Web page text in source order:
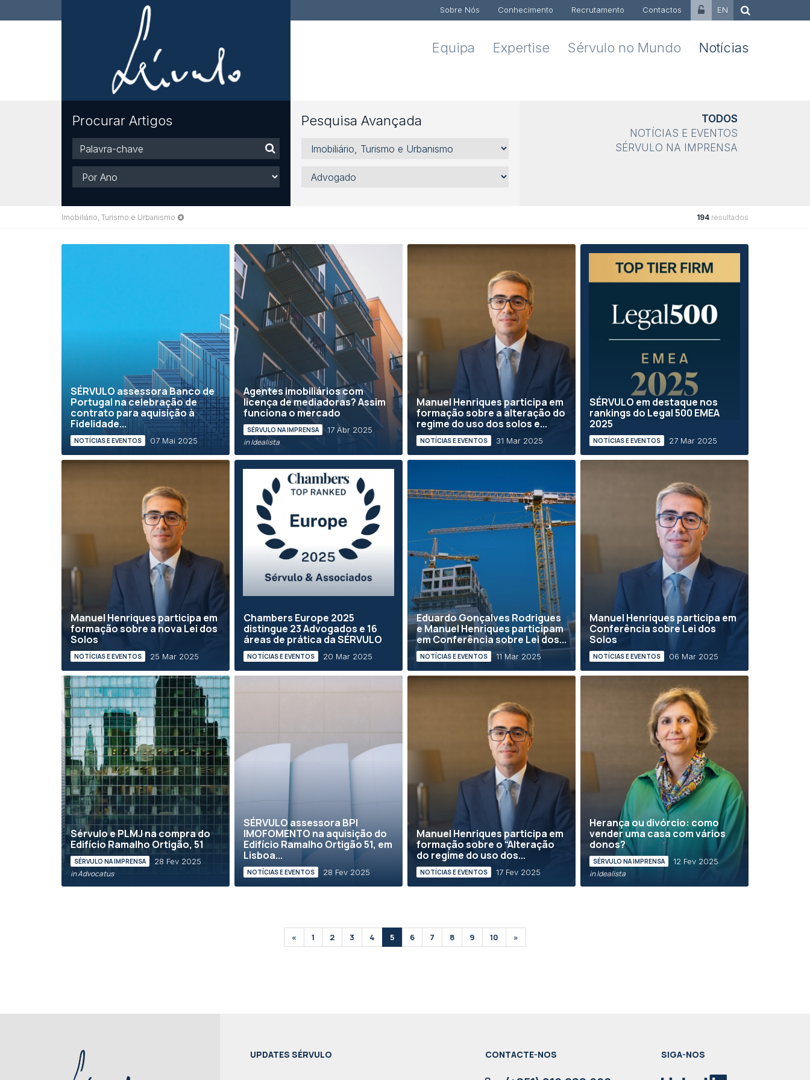
Sobre Nós Conhecimento Recrutamento Contactos EN
Equipa Expertise Sérvulo no Mundo Notícias
Procurar Artigos
Palavra-
chave
Ano
Pesquisa Avançada
Áreas,
Sectores
Serviços
Advogado
TODOS
NOTÍCIAS E EVENTOS
SÉRVULO NA IMPRENSA
Imobiliário, Turismo e Urbanismo 194resultados
SÉRVULO assessora Banco de
Portugal na celebração de
contrato para aquisição à
Fidelidade...
NOTÍCIAS E EVENTOS 07 Mai 2025
Agentes imobiliários com
licença de mediadoras? Assim
funciona o mercado
SÉRVULO NA IMPRENSA 17 Abr 2025
in Idealista
Manuel Henriques participa em
formação sobre a alteração do
regime do uso dos solos e...
NOTÍCIAS E EVENTOS 31 Mar 2025
SÉRVULO em destaque nos
rankings do Legal 500 EMEA
2025
NOTÍCIAS E EVENTOS 27 Mar 2025
Manuel Henriques participa em
formação sobre a nova Lei dos
Solos
NOTÍCIAS E EVENTOS 25 Mar 2025
Chambers Europe 2025
distingue 23 Advogados e 16
áreas de prática da SÉRVULO
NOTÍCIAS E EVENTOS 20 Mar 2025
Eduardo Gonçalves Rodrigues
e Manuel Henriques participam
em Conferência sobre Lei dos...
NOTÍCIAS E EVENTOS 11 Mar 2025
Manuel Henriques participa em
Conferência sobre Lei dos
Solos
NOTÍCIAS E EVENTOS 06 Mar 2025
Sérvulo e PLMJ na compra do
Edifício Ramalho Ortigão, 51
SÉRVULO NA IMPRENSA 28 Fev 2025
in Advocatus
SÉRVULO assessora BPI
IMOFOMENTO na aquisição do
Edifício Ramalho Ortigão 51, em
Lisboa...
NOTÍCIAS E EVENTOS 28 Fev 2025
Manuel Henriques participa em
formação sobre o “Alteração
do regime do uso dos...
NOTÍCIAS E EVENTOS 17 Fev 2025
Herança ou divórcio: como
vender uma casa com vários
donos?
SÉRVULO NA IMPRENSA 12 Fev 2025
in Idealista
« 1 2 3 4 5 6 7 8 9 10 »
UPDATES SÉRVULO CONTACTE-NOS SIGA-NOS